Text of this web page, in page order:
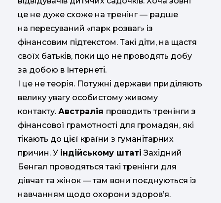
це не дуже схоже на тренінг — радше
на пересуваний «парк розваг» із
фінансовим підтекстом. Такі діти, на щастя
своїх батьків, поки що не проводять добу
за добою в Інтернеті.
І це не теорія. Потужні держави приділяють
велику увагу особистому живому
контакту. Австралія проводить тренінги з
фінансової грамотності для громадян, які
тікають до цієї країни з гуманітарних
причин. У індійському штаті Західний
Бенгал проводяться такі тренінги для
дівчат та жінок — там вони поєднуються із
навчанням щодо охорони здоров’я.